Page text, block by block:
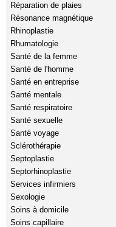
Réparation de plaies
Résonance magnétique
Rhinoplastie
Rhumatologie
Santé de la femme
Santé de l'homme
Santé en entreprise
Santé mentale
Santé respiratoire
Santé sexuelle
Santé voyage
Sclérothérapie
Septoplastie
Septorhinoplastie
Services infirmiers
Sexologie
Soins à domicile
Soins capillaire